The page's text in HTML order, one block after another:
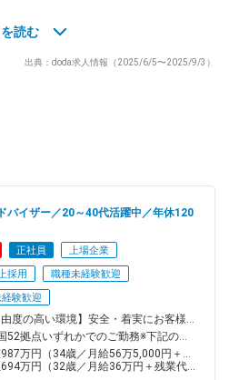
やOJT教育で先輩社員がしっかり
の研修を実施し、金融知識やルール
しくは各支店へ配属となります。
費、研修時の交通費や宿泊費用はす
・各拠点ミーティング
況を全社で共有し、その後は各拠
読む
出典：doda求人情報（2025/6/5〜2025/9/3）
バイザー／20～40代活躍中／年休120
正社員
上場企業
採用
職種未経験歓迎
験歓迎
【自由度の高い環境】安全・着実にお客様の資産を形成するための、最適な商品のご提案を行います。
■全国52拠点いずれかでのご勤務※下記のいずれかのコースを選択していただけます・全国転勤型／転居を伴う転勤あり・地域限定型／転居を伴わない転勤あり【東北】岩手県【関東】東京都・神奈川県・千葉県・埼玉県【信州・東海】長野県・愛知県・三重県【関西】京都府・兵庫県・大阪府・奈良県・和歌山県【中国・四国】岡山県・香川県【九州】福岡県・佐賀県・長崎県＜独身寮＞・月2万円（使用料・食費込み）＋光熱費で入居可・東京都西東京市、大阪府茨木市、岡山県岡山市の計3カ所※男性のみ※女性は別途借上げ寮（社宅）あり ＜借上げ寮（社宅）＞・月8,000円（使用料）＋水道光熱費で入居可＜受動喫煙対策＞・オフィス内禁煙・分煙（喫煙スペースを別途設置）
年収987万円（34歳／月給56万5,000円＋賞与）
万円（32歳／月給36万円＋残業代＋賞与）